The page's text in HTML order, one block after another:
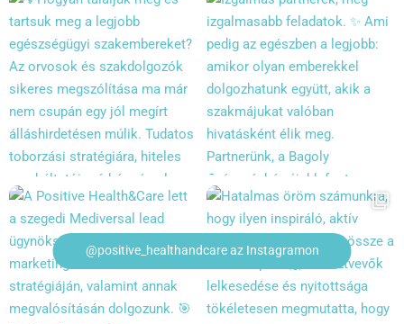
@positive_healthandcare az Instagramon